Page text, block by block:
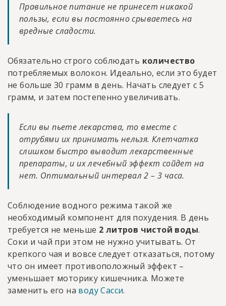
Правильное питание не принесет никакой
пользы, если вы постоянно срываетесь на
вредные сладости.
Обязательно строго соблюдать количество
потребляемых волокон. Идеально, если это будет
не больше 30 грамм в день. Начать следует с 5
грамм, и затем постепенно увеличивать.
Если вы пьете лекарства, то вместе с
отрубями их принимать нельзя. Клетчатка
слишком быстро выводит лекарственные
препараты, и их лечебный эффект сойдет на
нет. Оптимальный интервал 2 – 3 часа.
Соблюдение водного режима такой же
необходимый компонент для похудения. В день
требуется не меньше 2 литров чистой воды.
Соки и чай при этом не нужно учитывать. От
крепкого чая и вовсе следует отказаться, потому
что он имеет противоположный эффект –
уменьшает моторику кишечника. Можете
заменить его на воду Сасси.